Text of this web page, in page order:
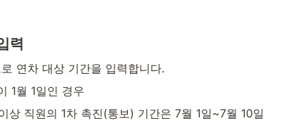
력
연차 대상 기간을 입력합니다.
1월 1일인 경우
상 직원의 1차 촉진(통보) 기간은 7월 1일~7월 10일